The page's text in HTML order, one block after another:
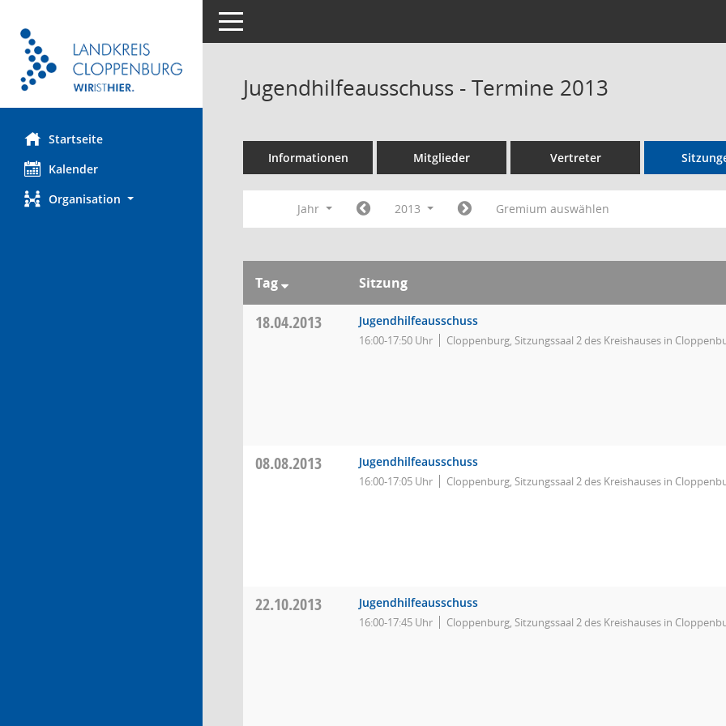
Startseite
Kalender
Organisation
Toggle navigation
Jugendhilfeausschuss - Termine 2013
Informationen Mitglieder Vertreter
Jahr 2013 Gremium auswählen
Tag Sitzung
18.04.2013 Jugendhilfeausschuss
16:00-17:50 Uhr Cloppenburg, Sitzungssaal 2 des Kreishauses in
08.08.2013 Jugendhilfeausschuss
16:00-17:05 Uhr Cloppenburg, Sitzungssaal 2 des Kreishauses in
22.10.2013 Jugendhilfeausschuss
16:00-17:45 Uhr Cloppenburg, Sitzungssaal 2 des Kreishauses in